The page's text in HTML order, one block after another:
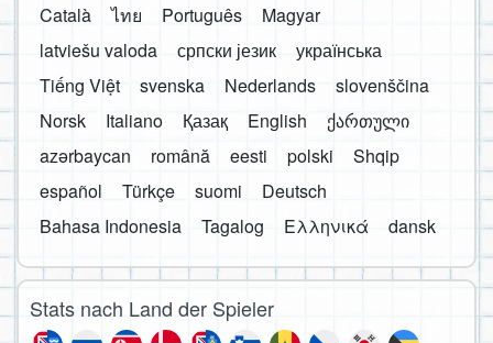
Català
ไทย Português
Magyar
latviešu valoda
српски језик
українська
Tiếng Việt
svenska Nederlands
slovenščina
Norsk
Italiano Қазақ English
ქართული
azərbaycan
română eesti polski
Shqip
español
Türkçe suomi
Deutsch
Bahasa Indonesia
Tagalog Ελληνικά dansk
Stats nach Land der Spieler